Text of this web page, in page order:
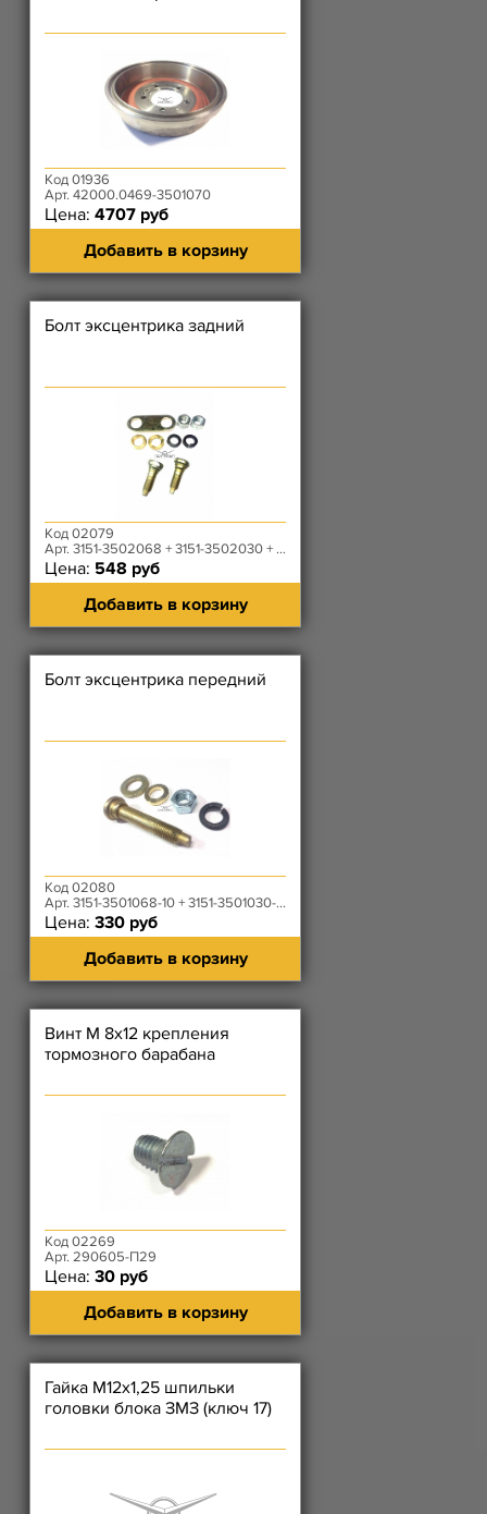
Код 01936
Арт. 42000.0469-3501070
Цена: 4707 руб
Добавить в корзину
Болт эксцентрика задний
Код 02079
Арт. 3151-3502068 + 3151-3502030 + 3151-3501028
Цена: 548 руб
Добавить в корзину
Болт эксцентрика передний
Код 02080
Арт. 3151-3501068-10 + 3151-3501030-10 +3151-3501028-10
Цена: 330 руб
Добавить в корзину
Винт М 8х12 крепления
тормозного барабана
Код 02269
Арт. 290605-П29
Цена: 30 руб
Добавить в корзину
Гайка М12х1,25 шпильки
головки блока ЗМЗ (ключ 17)